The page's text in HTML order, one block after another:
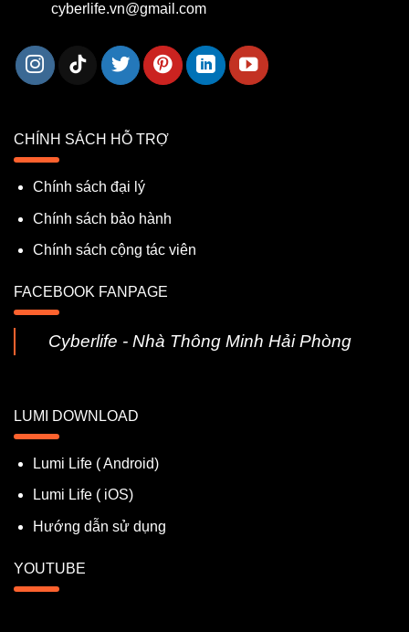
cyberlife.vn@gmail.com
CHÍNH SÁCH HỖ TRỢ
Chính sách đại lý
Chính sách bảo hành
Chính sách cộng tác viên
FACEBOOK FANPAGE
Cyberlife - Nhà Thông Minh Hải Phòng
LUMI DOWNLOAD
Lumi Life ( Android)
Lumi Life ( iOS)
Hướng dẫn sử dụng
YOUTUBE